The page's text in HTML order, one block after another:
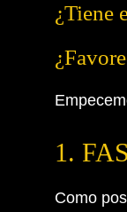
¿Tiene
1.
Como